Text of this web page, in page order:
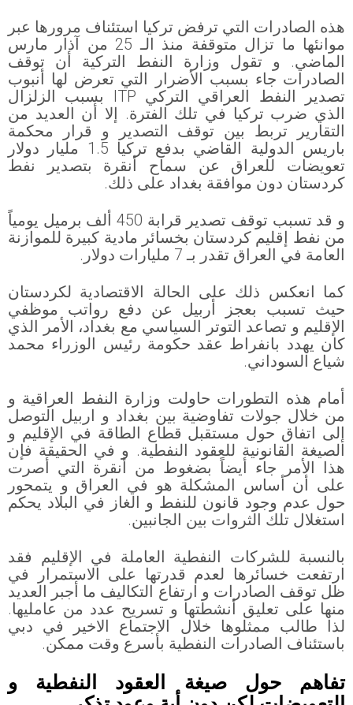
هذه الصادرات التي ترفض تركيا استئناف مرورها عبر
موانئها ما تزال متوقفة منذ الـ 25 من آذار مارس
الماضي. و تقول وزارة النفط التركية أن توقف
الصادرات جاء بسبب الأضرار التي تعرض لها أنبوب
تصدير النفط العراقي التركي ITP بسبب الزلزال
الذي ضرب تركيا في تلك الفترة. إلا أن العديد من
التقارير تربط بين توقف التصدير و قرار محكمة
باريس الدولية القاضي بدفع تركيا 1.5 مليار دولار
تعويضات للعراق عن سماح أنقرة بتصدير نفط
كردستان دون موافقة بغداد على ذلك.
و قد تسبب توقف تصدير قرابة 450 ألف برميل يومياً
من نفط إقليم كردستان بخسائر مادية كبيرة للموازنة
العامة في العراق تقدر بـ 7 مليارات دولار.
كما انعكس ذلك على الحالة الاقتصادية لكردستان
حيث تسبب بعجز أربيل عن دفع رواتب موظفي
الإقليم و تصاعد التوتر السياسي مع بغداد، الأمر الذي
كان يهدد بانفراط عقد حكومة رئيس الوزراء محمد
شياع السوداني.
أمام هذه التطورات حاولت وزارة النفط العراقية و
من خلال جولات تفاوضية بين بغداد و اربيل التوصل
إلى اتفاق حول مستقبل قطاع الطاقة في الإقليم و
الصيغة القانونية للعقود النفطية. و في الحقيقة فإن
هذا الأمر جاء أيضاً بضغوط من أنقرة التي أصرت
على أن أساس المشكلة هو في العراق و يتمحور
حول عدم وجود قانون للنفط و الغاز في البلاد يحكم
استغلال تلك الثروات بين الجانبين.
بالنسبة للشركات النفطية العاملة في الإقليم فقد
ارتفعت خسائرها لعدم قدرتها على الاستمرار في
ظل توقف الصادرات و ارتفاع التكاليف ما أجبر العديد
منها على تعليق أنشطتها و تسريح عدد من عامليها.
لذا طالب ممثلوها خلال الاجتماع الاخير في دبي
باستئناف الصادرات النفطية بأسرع وقت ممكن.
تفاهم حول صيغة العقود النفطية و